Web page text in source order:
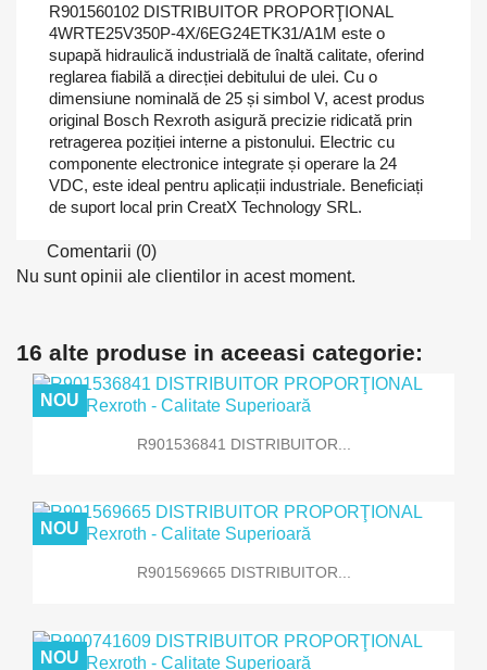
R901560102 DISTRIBUITOR PROPORŢIONAL
4WRTE25V350P-4X/6EG24ETK31/A1M este o
supapă hidraulică industrială de înaltă calitate, oferind
reglarea fiabilă a direcției debitului de ulei. Cu o
dimensiune nominală de 25 și simbol V, acest produs
original Bosch Rexroth asigură precizie ridicată prin
retragerea poziției interne a pistonului. Electric cu
componente electronice integrate și operare la 24
VDC, este ideal pentru aplicații industriale. Beneficiați
de suport local prin CreatX Technology SRL.
Comentarii (0)
Nu sunt opinii ale clientilor in acest moment.
16 alte produse in aceeasi categorie:
R901536841 DISTRIBUITOR...
NOU
R901569665 DISTRIBUITOR...
NOU
NOU